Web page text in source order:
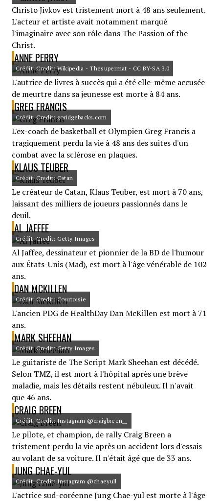
Christo Jivkov est tristement mort à 48 ans seulement.
L'acteur et artiste avait notamment marqué
l'imaginaire avec son rôle dans The Passion of the
Christ.
ANNE PERRY
Crédit: Credit: Wikipedia - Thesupermat - CC BY-SA 3.0
L'autrice de livres à succès qui a été elle-même accusée
de meurtre dans sa jeunesse est morte à 84 ans.
GREG FRANCIS
Crédit: Credit: goridgebacks.com
L'ex-coach de basketball et Olympien Greg Francis a
tragiquement perdu la vie à 48 ans des suites d'un
combat avec la sclérose en plaques.
KLAUS TEUBER
Crédit: Credit: Catan
Le créateur de Catan, Klaus Teuber, est mort à 70 ans,
laissant des milliers de joueurs passionnés dans le
deuil.
AL JAFFEE
Crédit: Credit: Getty Images
Al Jaffee, dessinateur et pionnier de la BD de l'humour
aux États-Unis (Mad), est mort à l'âge vénérable de 102
ans.
DAN MCKILLEN
Crédit: Credit: Courtoisie
L'ancien PDG de HealthDay Dan McKillen est mort à 71
ans.
MARK SHEEHAN
Crédit: Credit: Getty Images
Le guitariste de The Script Mark Sheehan est décédé.
Selon TMZ, il est mort à l'hôpital après une brève
maladie, mais les détails restent nébuleux. Il n'avait
que 46 ans.
CRAIG BREEN
Crédit: Credit: Instagram @craigbreen__
Le pilote, et champion, de rally Craig Breen a
tristement perdu la vie après un accident lors d'essais
au volant de sa voiture. Il n'était âgé que de 33 ans.
JUNG CHAE-YUL
Crédit: Credit: Instagram @chaeyull
L'actrice sud-coréenne Jung Chae-yul est morte à l'âge